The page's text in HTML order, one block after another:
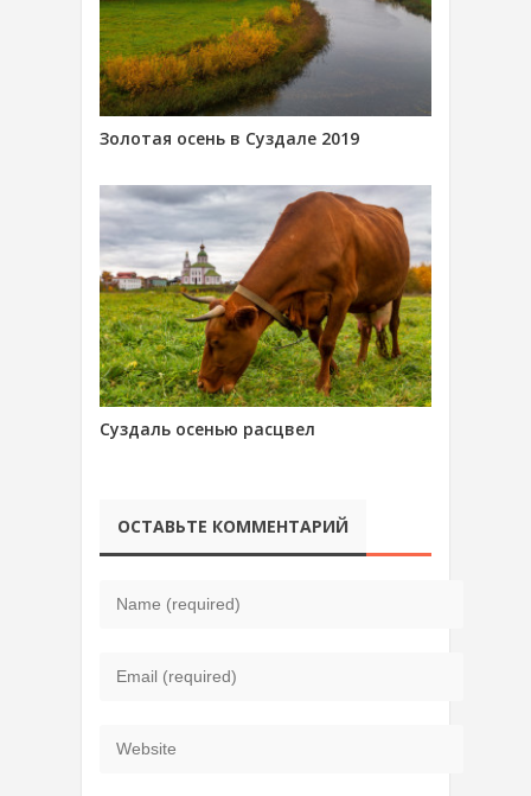
Золотая осень в Суздале 2019
Суздаль осенью расцвел
ОСТАВЬТЕ КОММЕНТАРИЙ